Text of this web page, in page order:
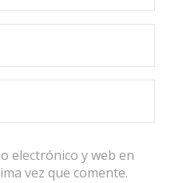
electrónico y web en
vez que comente.